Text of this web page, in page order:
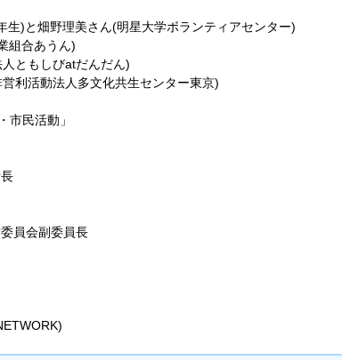
)と畑野理美さん(明星大学ボランティアセンター)
組合あうん)
ともしびatだんだん)
利活動法人多文化共生センター東京)
市民活動」
員会副委員長